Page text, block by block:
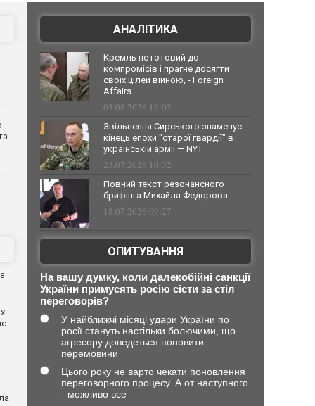
АНАЛІТИКА
Кремль не готовий до
компромісів і прагне досягти
своїх цілей війною, - Foreign
Affairs
03.08.2026 13:02
Звільнення Сирського знаменує
кінець епохи "старої гвардії" в
українській армії — NYT
23.07.2026 10:32
Повний текст резонансного
брифінга Михайла Федорова
18.07.2026 09:27
ОПИТУВАННЯ
На вашу думку, коли далекобійні санкції
України примусять росію сісти за стіл
переговорів?
У найближчі місяці удари України по
росії стануть настільки болючими, що
агресору доведеться поновити
перемовини
Цього року не варто чекати поновлення
переговорного процесу. А от наступного
- можливо все